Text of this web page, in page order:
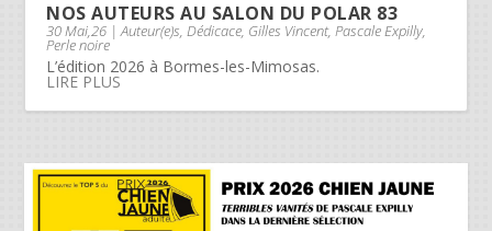
NOS AUTEURS AU SALON DU POLAR 83
30 Mai,26 |Auteur(e)s,Dédicace, Gilles Vincent,Pascale Expilly,
Perle noire
L’édition 2026 à Bormes-les-Mimosas.
LIRE PLUS